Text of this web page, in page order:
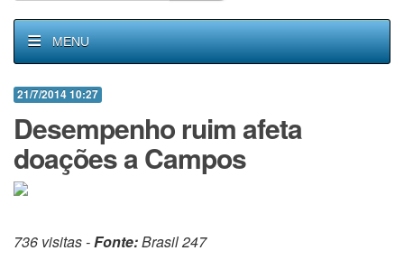
MENU
21/7/2014 10:27
Desempenho ruim afeta
doações a Campos
736 visitas -Fonte:Brasil 247